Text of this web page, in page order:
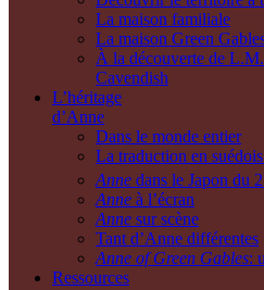
La maison familiale
La maison Green
À la découverte de
Cavendish
L’héritage
d’Anne
Dans le monde entier
La traduction en suédois
Anne dans le Japon du
Anne à l’écran
Anne sur scène
Tant d’Anne différentes
Anne of Green Gables:
Ressources